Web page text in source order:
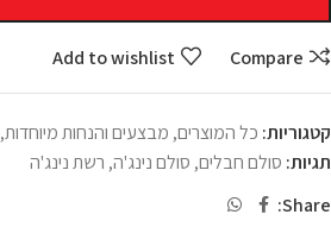
Compare
Add to wishlist
קטגוריות: כל המוצרים, מבצעים והנחות מיוחדות,
תגיות: סולם חבלים, סולם נינג'ה, רשת נינג'ה
Share: